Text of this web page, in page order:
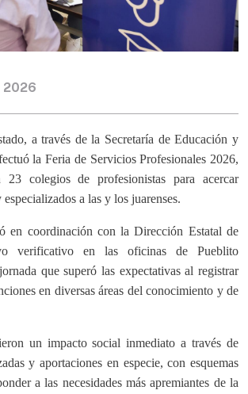
2026
a través de la Secretaría de Educación y
la Feria de Servicios Profesionales 2026,
23 colegios de profesionistas para acercar
a las y los juarenses.
en coordinación con la Dirección Estatal de
verificativo en las oficinas de Pueblito
que superó las expectativas al registrar
en diversas áreas del conocimiento y de
un impacto social inmediato a través de
y aportaciones en especie, con esquemas
a las necesidades más apremiantes de la